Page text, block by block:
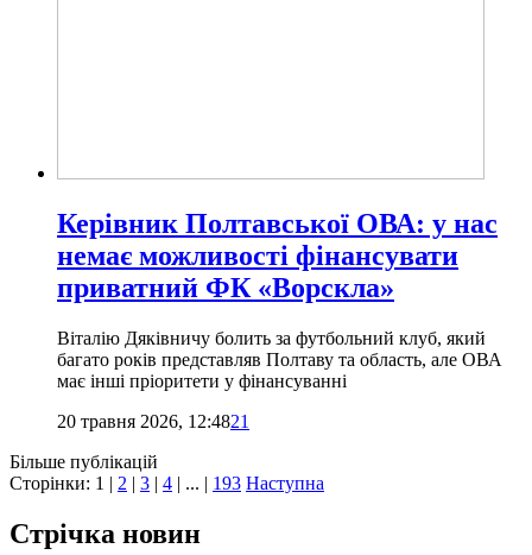
Керівник Полтавської ОВА: у нас
немає можливості фінансувати
приватний ФК «Ворскла»
Віталію Дяківничу болить за футбольний клуб, який
багато років представляв Полтаву та область, але ОВА
має інші пріоритети у фінансуванні
20 травня 2026, 12:4821
Більше публікацій
Сторінки: 1 | 2 | 3 | 4 | ... | 193 Наступна
Стрічка новин